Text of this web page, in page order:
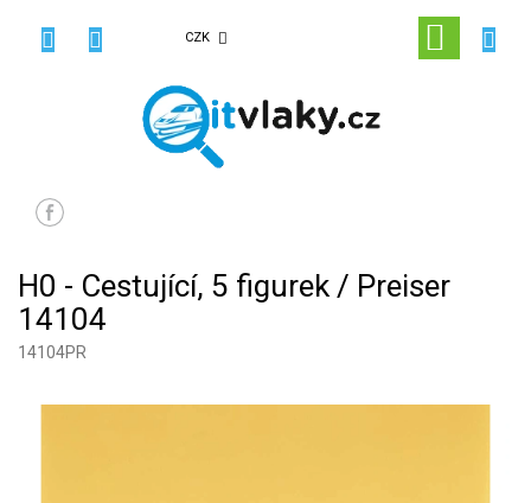
CZK
KOŠÍK
H0 - Cestující, 5 figurek / Preiser
14104
14104PR